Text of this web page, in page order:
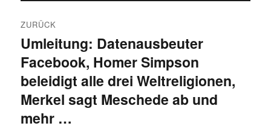
ZURÜCK
Vorheriger
Beitrag:
Umleitung: Datenausbeuter
Facebook, Homer Simpson
beleidigt alle drei Weltreligionen,
Merkel sagt Meschede ab und
mehr …